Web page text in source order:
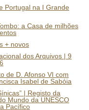
Portugal na I Grande
a Casa de milhões
+ novos
dos Arquivos | 9
de D. Afonso VI com
Isabel de Sabóia
| Registo da
Mundo da UNESCO
Pacífico